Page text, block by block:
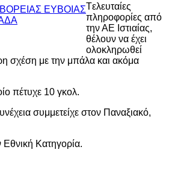
ΕΥΒΟΙΑΣTελευταίες
πληροφορίες από
την ΑΕ Ιστιαίας,
θέλουν να έχει
ολοκληρωθεί
σχέση με την μπάλα και ακόμα
πέτυχε 10 γκολ.
συμμετείχε στον Παναξιακό,
Κατηγορία.